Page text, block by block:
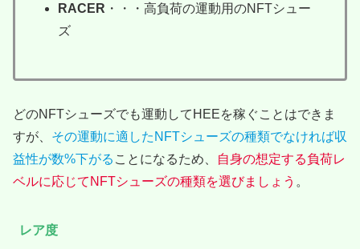
RACER ・・・高負荷の運動用のNFTシュー
ズ
どのNFTシューズでも運動してHEEを稼ぐことはできま
すが、 その運動に適したNFTシューズの種類でなければ収
益性が数%下がる ことになるため、
自身の想定する負荷レ
ベルに応じてNFTシューズの種類を選びましょう 。
レア度